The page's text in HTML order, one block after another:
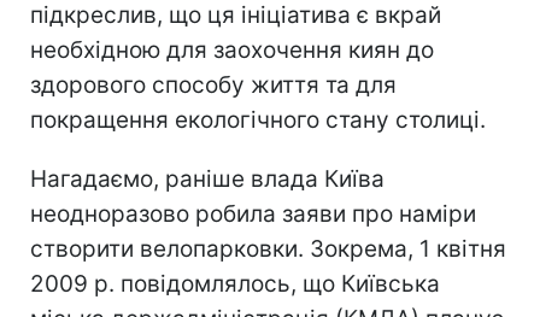
підкреслив, що ця ініціатива є вкрай
необхідною для заохочення киян до
здорового способу життя та для
покращення екологічного стану столиці.
Нагадаємо, раніше влада Київа
неодноразово робила заяви про наміри
створити велопарковки. Зокрема, 1 квітня
2009 р. повідомлялось, що Київська